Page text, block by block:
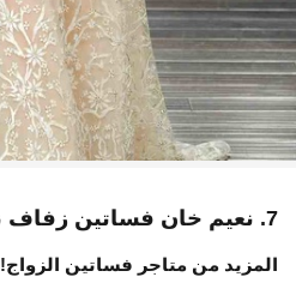
7. نعيم خان فساتين زفاف ناعمه
المزيد من متاجر فساتين الزواج!